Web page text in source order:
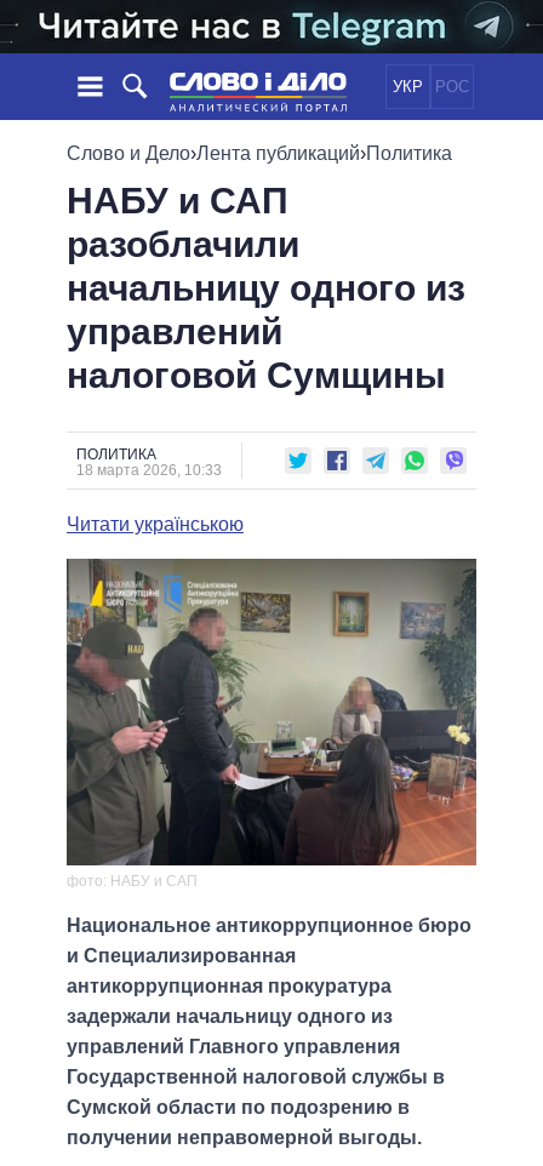
УКР РОС
НОВОСТИ
ЛЕНТА
СОБЫТИЯ
СТАТЬИ
ОБЗОРЫ
ДАЙДЖЕСТЫ
ЭКОНОМИКА
ОБЩЕСТВО
МИР
ОБЕЩАНИЯ
ПОЛИТИКИ
ПРЕЗИДЕНТ И ОФИС
ВЕРХОВНАЯ РАДА
ГЛАВЫ ОБЛАДМИНИСТРАЦИЙ
МЭРЫ
ВСЕ ПЕРСОНЫ
ИНФОГРАФИКА
ВИДЕО
СРАВНЕНИЕ ПОЛИТИКОВ
Слово и Дело›Лента публикаций›Политика
НАБУ и САП
разоблачили
начальницу одного из
управлений
налоговой Сумщины
ПОЛИТИКА
18 марта 2026, 10:33
Читати українською
фото: НАБУ и САП
Национальное антикоррупционное бюро
и Специализированная
антикоррупционная прокуратура
задержали начальницу одного из
управлений Главного управления
Государственной налоговой службы в
Сумской области по подозрению в
получении неправомерной выгоды.